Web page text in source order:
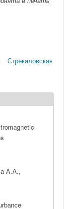
Стрекаловская
A.A.,